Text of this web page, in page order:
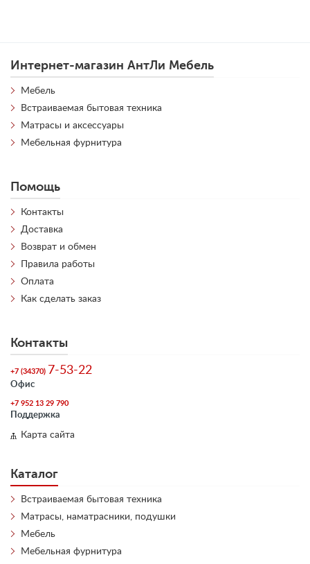
Интернет-магазин АнтЛи Мебель
Мебель
Встраиваемая бытовая техника
Матрасы и аксессуары
Мебельная фурнитура
Помощь
Контакты
Доставка
Возврат и обмен
Правила работы
Оплата
Как сделать заказ
Контакты
+7 (34370) 7-53-22
Офис
+7 952 13 29 790
Поддержка
Карта сайта
Каталог
Встраиваемая бытовая техника
Матрасы, наматрасники, подушки
Мебель
Мебельная фурнитура